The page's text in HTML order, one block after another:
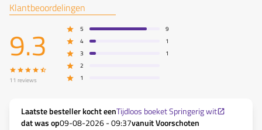
Klantbeoordelingen
9.3
11 reviews
5
9
4
1
3
1
2
1
Laatste besteller kocht eenTijdloos boeket Springerig wit
dat was op09-08-2026 - 09:37vanuitVoorschoten